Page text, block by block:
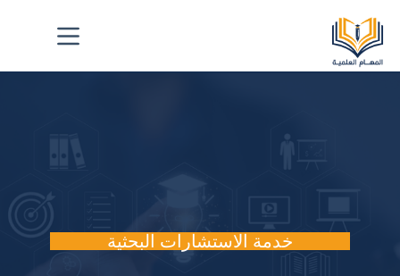
خدمة الاستشارات البحثية